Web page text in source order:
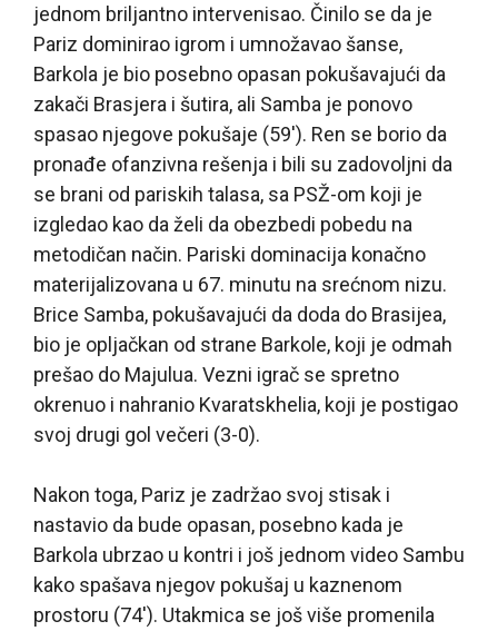
jednom briljantno intervenisao. Činilo se da je
Pariz dominirao igrom i umnožavao šanse,
Barkola je bio posebno opasan pokušavajući da
zakači Brasjera i šutira, ali Samba je ponovo
spasao njegove pokušaje (59′). Ren se borio da
pronađe ofanzivna rešenja i bili su zadovoljni da
se brani od pariskih talasa, sa PSŽ-om koji je
izgledao kao da želi da obezbedi pobedu na
metodičan način. Pariski dominacija konačno
materijalizovana u 67. minutu na srećnom nizu.
Brice Samba, pokušavajući da doda do Brasijea,
bio je opljačkan od strane Barkole, koji je odmah
prešao do Majulua. Vezni igrač se spretno
okrenuo i nahranio Kvaratskhelia, koji je postigao
svoj drugi gol večeri (3-0).
Nakon toga, Pariz je zadržao svoj stisak i
nastavio da bude opasan, posebno kada je
Barkola ubrzao u kontri i još jednom video Sambu
kako spašava njegov pokušaj u kaznenom
prostoru (74′). Utakmica se još više promenila